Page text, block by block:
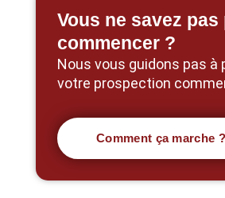
Vous ne savez pas
commencer ?
Nous vous guidons pas à
votre prospection
Comment ça marche ?